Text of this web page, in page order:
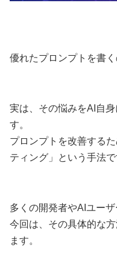
優れたプロンプトを書
実は、その悩みをAI自
す。
プロンプトを改善する
ティング」という手法で
多くの開発者やAIユー
今回は、その具体的な
ます。